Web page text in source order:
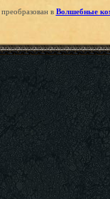
в Волшебные